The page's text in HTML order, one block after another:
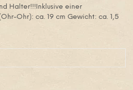
Halter!!!Inklusive einer
Ohr): ca. 19 cm Gewicht: ca. 1,5